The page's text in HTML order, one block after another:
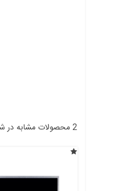
2 محصولات مشابه در شاخه های مختلف: